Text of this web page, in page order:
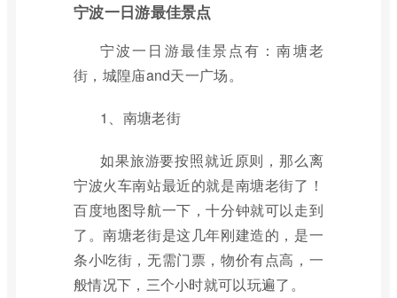
宁波一日游最佳景点
宁波一日游最佳景点有：南塘老
街，城隍庙and天一广场。
1、南塘老街
如果旅游要按照就近原则，那么离
宁波火车南站最近的就是南塘老街了！
百度地图导航一下，十分钟就可以走到
了。南塘老街是这几年刚建造的，是一
条小吃街，无需门票，物价有点高，一
般情况下，三个小时就可以玩遍了。